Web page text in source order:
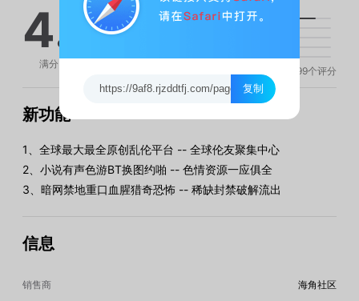
9999个评分
4.9
满分 5 分
新功能
1、全球最大最全原创乱伦平台 -- 全球伦友聚集中心
2、小说有声色游BT换图约啪 -- 色情资源一应俱全
3、暗网禁地重口血腥猎奇恐怖 -- 稀缺封禁破解流出
信息
销售商 海角社区
复制